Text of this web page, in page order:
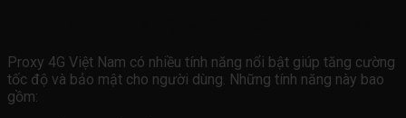
Proxy 4G Việt Nam có nhiều tính năng nổi bật giúp tăng cường
tốc độ và bảo mật cho người dùng. Những tính năng này bao
gồm: